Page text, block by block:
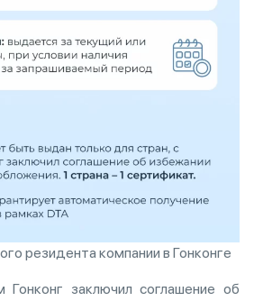
резидента компании в Гонконге
заключил соглашение об